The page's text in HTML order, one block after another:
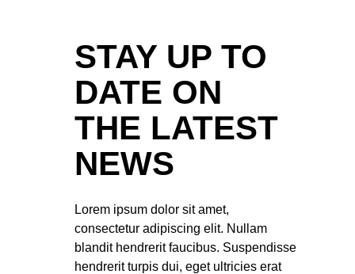
STAY UP TO
DATE ON
THE LATEST
NEWS
Lorem ipsum dolor sit amet,
consectetur adipiscing elit. Nullam
blandit hendrerit faucibus. Suspendisse
hendrerit turpis dui, eget ultricies erat